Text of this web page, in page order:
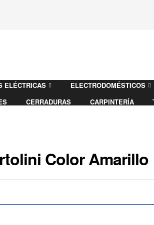
ELÉCTRICAS ELECTRODOMÉSTICOS
CERRADURAS CARPINTERÍA
Color Amarillo